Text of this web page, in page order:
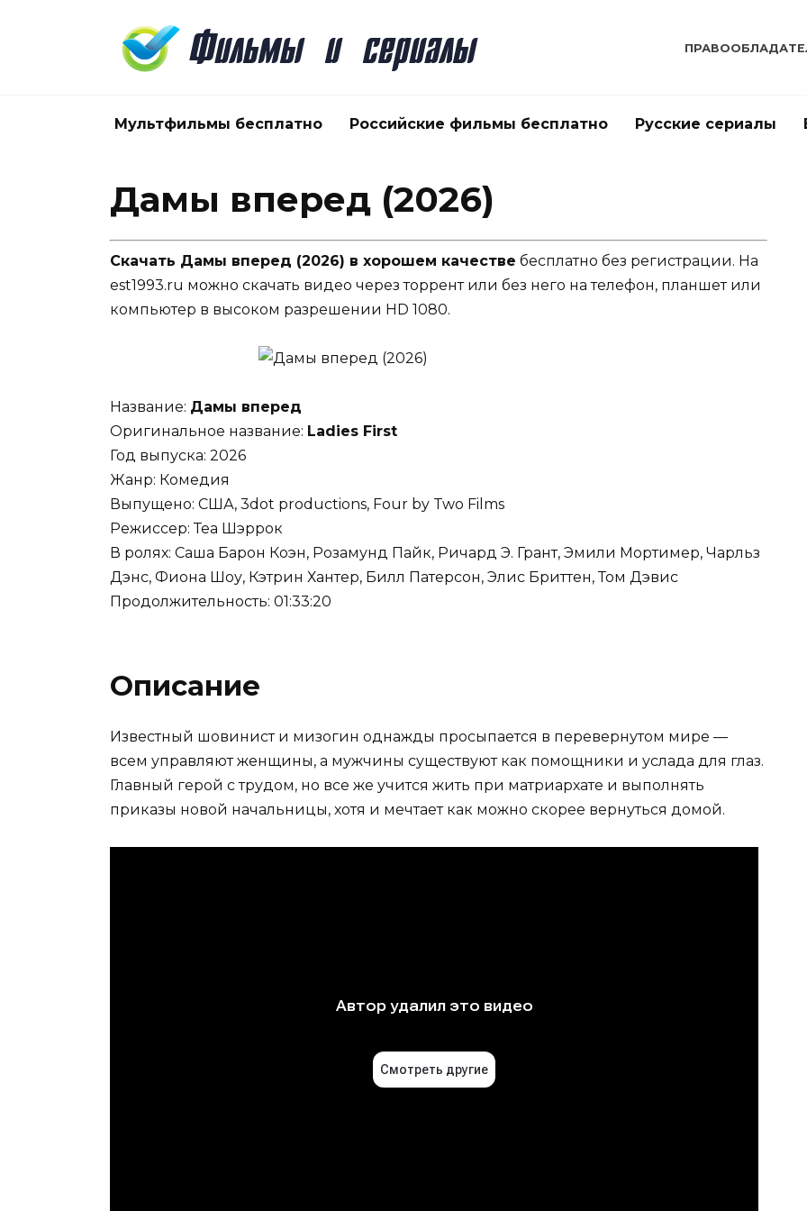
Мультфильмы бесплатно Российские фильмы бесплатно Русские сериалы
Дамы вперед (2026)
Скачать Дамы вперед (2026) в хорошем качестве бесплатно без регистрации. На
est1993.ru можно скачать видео через торрент или без него на телефон, планшет или
компьютер в высоком разрешении HD 1080.
Название: Дамы вперед
Оригинальное название: Ladies First
Год выпуска: 2026
Жанр: Комедия
Выпущено: США, 3dot productions, Four by Two Films
Режиссер: Теа Шэррок
В ролях: Саша Барон Коэн, Розамунд Пайк, Ричард Э. Грант, Эмили Мортимер, Чарльз
Дэнс, Фиона Шоу, Кэтрин Хантер, Билл Патерсон, Элис Бриттен, Том Дэвис
Продолжительность: 01:33:20
Описание
Известный шовинист и мизогин однажды просыпается в перевернутом мире —
всем управляют женщины, а мужчины существуют как помощники и услада для глаз.
Главный герой с трудом, но все же учится жить при матриархате и выполнять
приказы новой начальницы, хотя и мечтает как можно скорее вернуться домой.